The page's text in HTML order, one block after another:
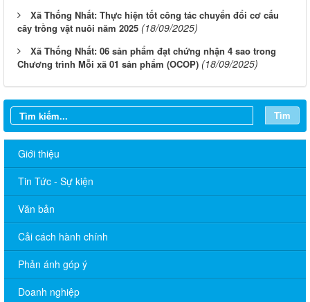
Xã Thống Nhất: Thực hiện tốt công tác chuyển đổi cơ cấu
cây trồng vật nuôi năm 2025 (18/09/2025)
Xã Thống Nhất: 06 sản phẩm đạt chứng nhận 4 sao trong
Chương trình Mỗi xã 01 sản phẩm (OCOP) (18/09/2025)
Tìm
Giới thiệu
Tin Tức - Sự kiện
Văn bản
Cải cách hành chính
Phản ánh góp ý
Doanh nghiệp
THÔNG BÁO LỊCH LÀM VIỆC TUẦN CỦA ỦY BAN NHÂN DÂN
XÃ 06/07/2026
THÔNG BÁO LỊCH LÀM VIỆC TUẦN CỦA ỦY BAN NHÂN DÂN
XÃ 29/06/2026